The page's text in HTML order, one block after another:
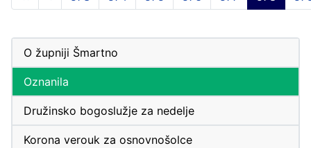
O župniji Šmartno
Oznanila
Družinsko bogoslužje za nedelje
Korona verouk za osnovnošolce